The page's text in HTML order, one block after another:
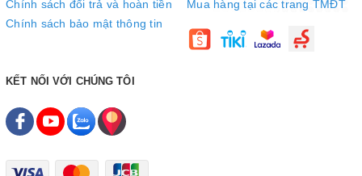
Động cơ mạnh mẽ, vận hành êm ái
Chính sách đổi trả và hoàn tiền
Chính sách bảo mật thông tin
Mua hàng tại các trang TMĐT
KẾT NỐI VỚI CHÚNG TÔI